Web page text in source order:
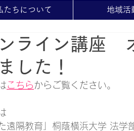
たちについて 地域活
ンライン講座
した！
こちら からご覧ください。
遠隔教育」桐蔭横浜大学 法学